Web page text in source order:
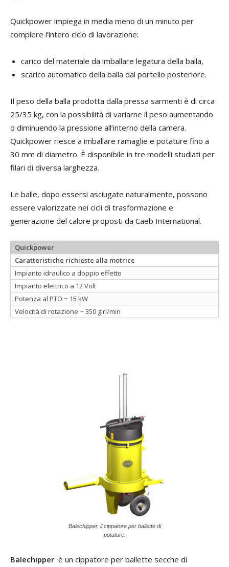
Quickpower impiega in media meno di un minuto per
compiere l’intero ciclo di lavorazione:
carico del materiale da imballare legatura della balla,
scarico automatico della balla dal portello posteriore.
Il peso della balla prodotta dalla pressa sarmenti è di circa
25/35 kg, con la possibilità di variarne il peso aumentando
o diminuendo la pressione all’interno della camera.
Quickpower riesce a imballare ramaglie e potature fino a
30 mm di diametro. È disponibile in tre modelli studiati per
filari di diversa larghezza.
Le balle, dopo essersi asciugate naturalmente, possono
essere valorizzate nei cicli di trasformazione e
generazione del calore proposti da Caeb International.
Quickpower
Caratteristiche richieste alla motrice
Impianto idraulico a doppio effetto
Impianto elettrico a 12 Volt
Potenza al PTO ~ 15 kW
Velocità di rotazione ~ 350 giri/min
Balechipper, il cippatore per ballette di
potature.
Balechipper è un cippatore per ballette secche di